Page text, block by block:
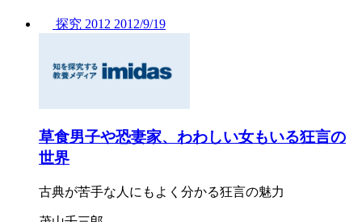
探究 2012 2012/9/19
草食男子や恐妻家、わわしい女もいる狂言の
世界
古典が苦手な人にもよく分かる狂言の魅力